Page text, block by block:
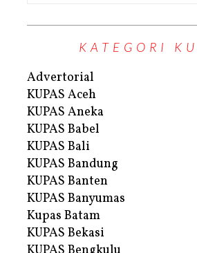
KATEGORI
Advertorial
KUPAS Aceh
KUPAS Aneka
KUPAS Babel
KUPAS Bali
KUPAS Bandung
KUPAS Banten
KUPAS Banyumas
Kupas Batam
KUPAS Bekasi